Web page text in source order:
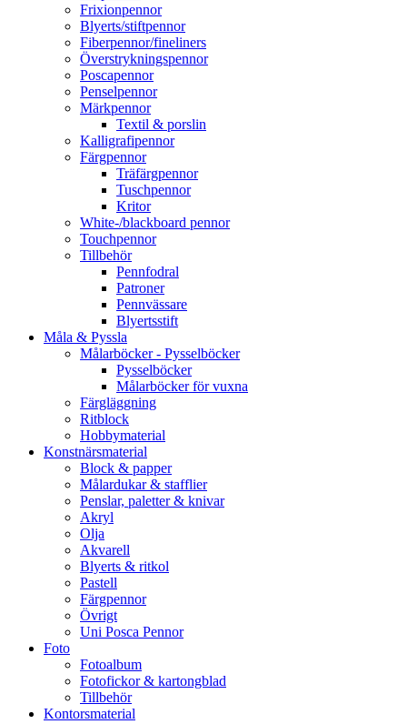
Frixionpennor
Blyerts/stiftpennor
Fiberpennor/fineliners
Överstrykningspennor
Poscapennor
Penselpennor
Märkpennor
Textil & porslin
Kalligrafipennor
Färgpennor
Träfärgpennor
Tuschpennor
Kritor
White-/blackboard pennor
Touchpennor
Tillbehör
Pennfodral
Patroner
Pennvässare
Blyertsstift
Måla & Pyssla
Målarböcker - Pysselböcker
Pysselböcker
Målarböcker för vuxna
Färgläggning
Ritblock
Hobbymaterial
Konstnärsmaterial
Block & papper
Målardukar & stafflier
Penslar, paletter & knivar
Akryl
Olja
Akvarell
Blyerts & ritkol
Pastell
Färgpennor
Övrigt
Uni Posca Pennor
Foto
Fotoalbum
Fotofickor & kartongblad
Tillbehör
Kontorsmaterial